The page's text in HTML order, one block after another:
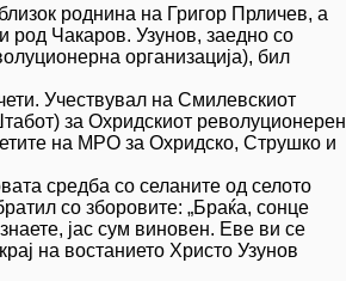
роднина на Григор Прличев, а
род Чакаров. Узунов, заедно со
организација), бил
Учествувал на Смилевскиот
за Охридскиот револуционерен
на МРО за Охридско, Струшко и
средба со селаните од селото
со зборовите: „Браќа, сонце
јас сум виновен. Еве ви се
на востанието Христо Узунов